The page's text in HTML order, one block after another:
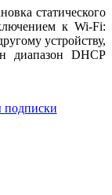
статического
к Wi-Fi:
устройству,
диапазон DHCP